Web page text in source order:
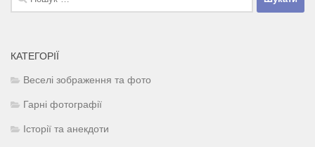
КАТЕГОРІЇ
Веселі зображення та фото
Гарні фотографії
Історії та анекдоти